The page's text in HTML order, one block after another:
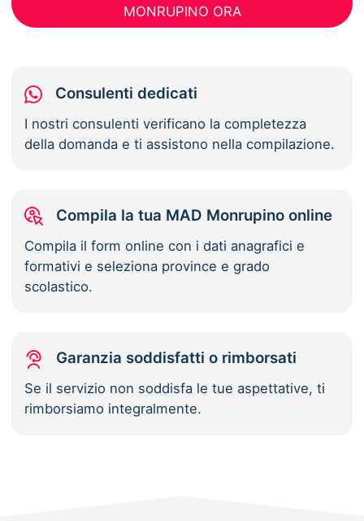
MONRUPINO ORA
Consulenti dedicati
I nostri consulenti verificano la completezza
della domanda e ti assistono nella compilazione.
Compila la tua MAD Monrupino online
Compila il form online con i dati anagrafici e
formativi e seleziona province e grado
scolastico.
Garanzia soddisfatti o rimborsati
Se il servizio non soddisfa le tue aspettative, ti
rimborsiamo integralmente.